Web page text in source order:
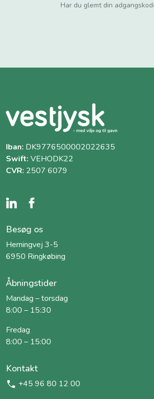
Har du glemt din
Iban: DK9776500002022635
Swift: VEHODK22
CVR: 2507 6079
Besøg os
Herningvej 3-5
6950 Ringkøbing
Åbningstider
Mandag – torsdag
8:00 – 15:30
Fredag
8:00 – 15:00
Kontakt
+45 96 80 12 00